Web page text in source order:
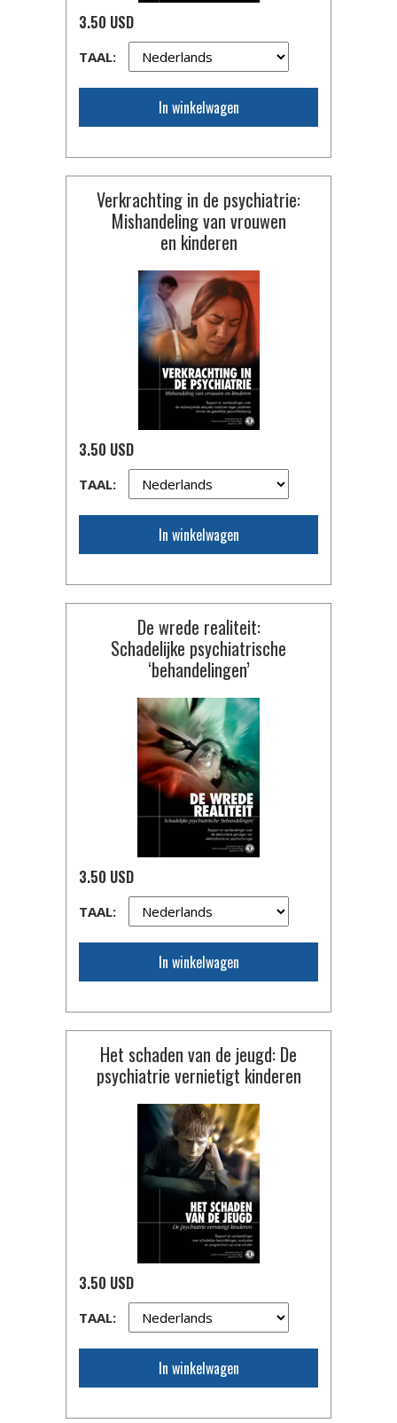
3.50 USD
TAAL:
In winkelwagen
Verkrachting in de psychiatrie:
Mishandeling van vrouwen
en kinderen
3.50 USD
TAAL:
In winkelwagen
De wrede realiteit:
Schadelijke psychiatrische
‘behandelingen’
3.50 USD
TAAL:
In winkelwagen
Het schaden van de jeugd: De
psychiatrie vernietigt kinderen
3.50 USD
TAAL:
In winkelwagen